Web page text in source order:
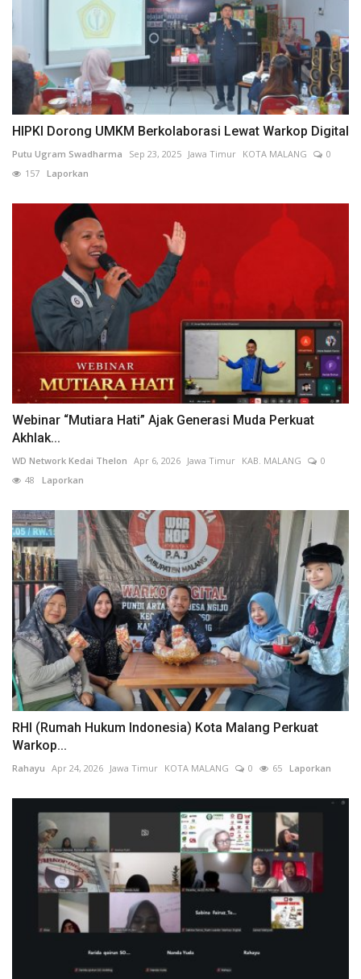
HIPKI Dorong UMKM Berkolaborasi Lewat Warkop Digital
Putu Ugram Swadharma Sep 23, 2025 Jawa Timur KOTA MALANG
0
157 Laporkan
Webinar “Mutiara Hati” Ajak Generasi Muda Perkuat
Akhlak...
WD Network Kedai Thelon Apr 6, 2026 Jawa Timur KAB. MALANG
0
48 Laporkan
RHI (Rumah Hukum Indonesia) Kota Malang Perkuat
Warkop...
Rahayu Apr 24, 2026 Jawa Timur KOTA MALANG 0 65 Laporkan